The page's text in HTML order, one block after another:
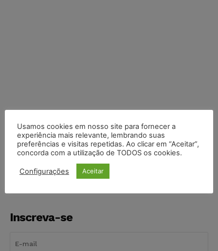
COMPARTILHE
Inscreva-se
Usamos cookies em nosso site para fornecer a
experiência mais relevante, lembrando suas
preferências e visitas repetidas. Ao clicar em “Aceitar”,
concorda com a utilização de TODOS os cookies.
Configurações Aceitar